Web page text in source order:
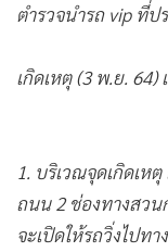
ตำรวจนำรถ vip ที่
เกิดเหตุ (3 พ.ย. 64)
1. บริเวณจุดเกิดเห
ถนน 2 ช่องทางสวน
จะเปิดให้รถวิ่งไปท